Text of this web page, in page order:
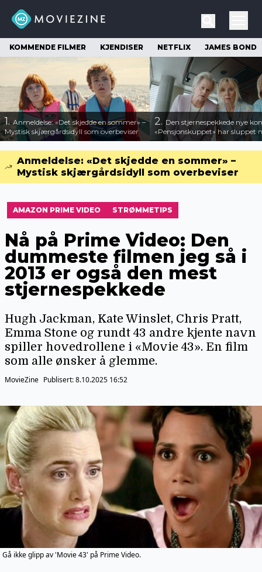
KOMMENDE FILMER KJENDISER NETFLIX JAMES BOND
1.Anmeldelse: «Det skjedde en sommer» –
Mystisk skjærgårdsidyll som overbeviser
2. Den stjernespekkede nye
«Pensjonskuppet» har sluppet
Anmeldelse: «Det skjedde en sommer» –
Mystisk skjærgårdsidyll som overbeviser
AMAZON PRIME VIDEO STRØMMETIPS
Nå på Prime Video: Den
dummeste filmen jeg så i
2013 er også den mest
stjernespekkede
Hugh Jackman, Kate Winslet, Chris Pratt,
Emma Stone og rundt 43 andre kjente navn
spiller hovedrollene i «Movie 43». En film
som alle ønsker å glemme.
MovieZine Publisert:8.10.2025 16:52
Gå ikke glipp av 'Movie 43' på Prime Video.